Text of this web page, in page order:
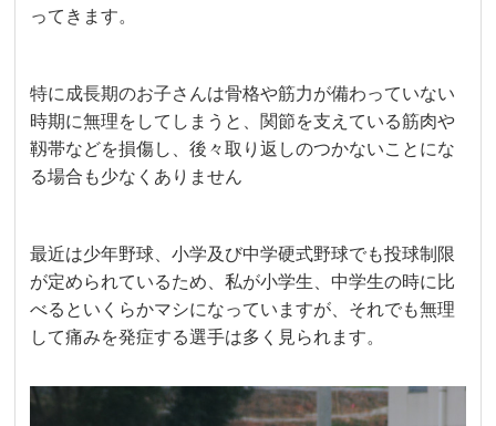
ってきます。
特に成長期のお子さんは骨格や筋力が備わっていない
時期に無理をしてしまうと、関節を支えている筋肉や
靱帯などを損傷し、後々取り返しのつかないことにな
る場合も少なくありません
最近は少年野球、小学及び中学硬式野球でも投球制限
が定められているため、私が小学生、中学生の時に比
べるといくらかマシになっていますが、それでも無理
して痛みを発症する選手は多く見られます。